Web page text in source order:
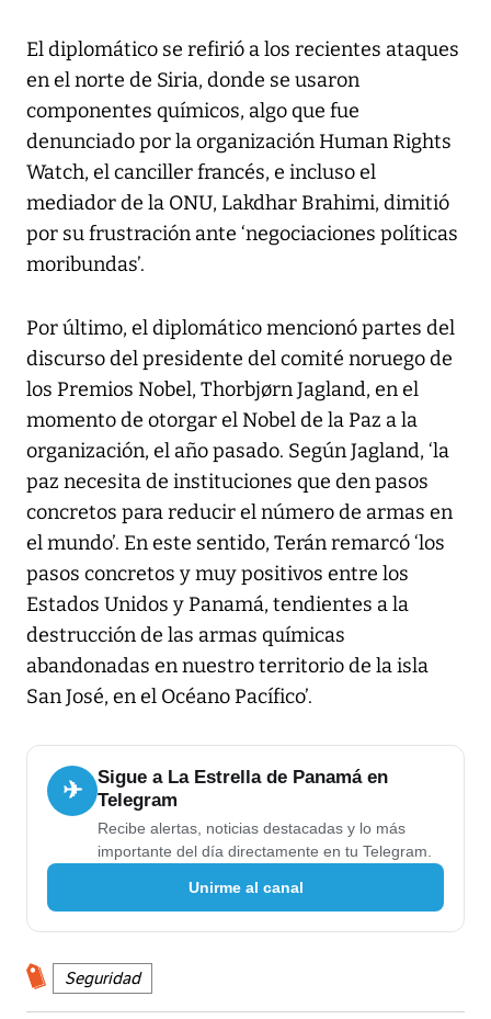
El diplomático se refirió a los recientes ataques
en el norte de Siria, donde se usaron
componentes químicos, algo que fue
denunciado por la organización Human Rights
Watch, el canciller francés, e incluso el
mediador de la ONU, Lakdhar Brahimi, dimitió
por su frustración ante ‘negociaciones políticas
moribundas’.
Por último, el diplomático mencionó partes del
discurso del presidente del comité noruego de
los Premios Nobel, Thorbjørn Jagland, en el
momento de otorgar el Nobel de la Paz a la
organización, el año pasado. Según Jagland, ‘la
paz necesita de instituciones que den pasos
concretos para reducir el número de armas en
el mundo’. En este sentido, Terán remarcó ‘los
pasos concretos y muy positivos entre los
Estados Unidos y Panamá, tendientes a la
destrucción de las armas químicas
abandonadas en nuestro territorio de la isla
San José, en el Océano Pacífico’.
✈
Sigue a La Estrella de Panamá en
Telegram
Recibe alertas, noticias destacadas y lo más
importante del día directamente en tu Telegram.
Unirme al canal
Seguridad